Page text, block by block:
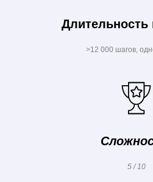
>12 000 шагов,
5 / 10